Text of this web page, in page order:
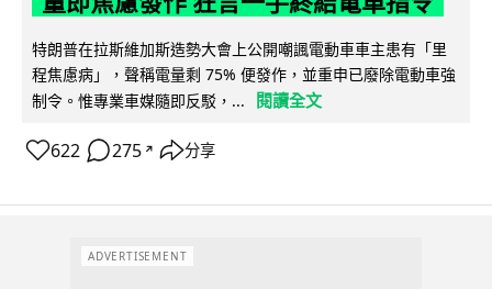
特朗普在拉斯維加斯造勢大會上公開嘲諷電動車車主患有「里
程焦慮病」，聲稱電量剩 75% 便發作，並重申已廢除電動車強
制令。惟專業車媒隨即反駁，...
閱讀全文
622 275 ↗ 分享
ADVERTISEMENT